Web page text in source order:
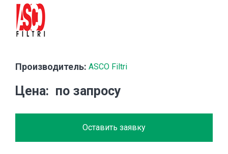
Производитель: ASCO Filtri
Цена по запросу
Оставить заявку